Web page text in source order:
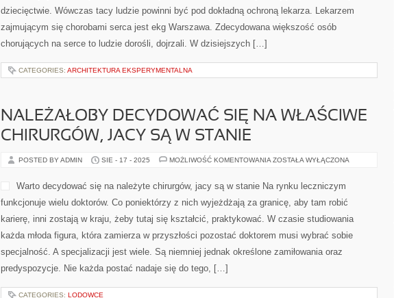
POWRÓCIĆ
DO
ZDROWIA
dziecięctwie. Wówczas tacy ludzie powinni być pod dokładną ochroną lekarza. Lekarzem
zajmującym się chorobami serca jest ekg Warszawa. Zdecydowana większość osób
chorujących na serce to ludzie dorośli, dojrzali. W dzisiejszych […]
CATEGORIES: ARCHITEKTURA EKSPERYMENTALNA
NALEŻAŁOBY DECYDOWAĆ SIĘ NA WŁAŚCIWE
CHIRURGÓW, JACY SĄ W STANIE
POSTED BY ADMIN SIE - 17 - 2025 MOŻLIWOŚĆ KOMENTOWANIA NALEŻAŁOBY
WŁAŚCIWE
JACY
W
ZOSTAŁA WYŁĄCZONA
Warto decydować się na należyte chirurgów, jacy są w stanie Na rynku leczniczym
funkcjonuje wielu doktorów. Co poniektórzy z nich wyjeżdżają za granicę, aby tam robić
karierę, inni zostają w kraju, żeby tutaj się kształcić, praktykować. W czasie studiowania
każda młoda figura, która zamierza w przyszłości pozostać doktorem musi wybrać sobie
specjalność. A specjalizacji jest wiele. Są niemniej jednak określone zamiłowania oraz
predyspozycje. Nie każda postać nadaje się do tego, […]
CATEGORIES: LODOWCE